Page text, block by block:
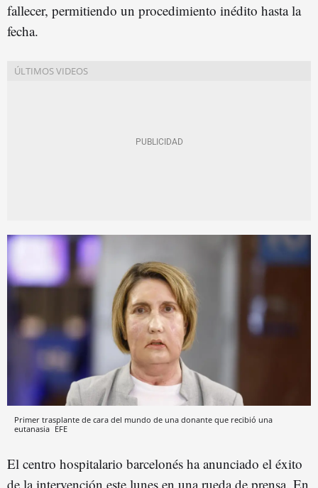
fallecer, permitiendo un procedimiento inédito hasta la
fecha.
Primer trasplante de cara del mundo de una donante que recibió una
eutanasia EFE
El centro hospitalario barcelonés ha anunciado el éxito
de la intervención este lunes en una rueda de prensa. En